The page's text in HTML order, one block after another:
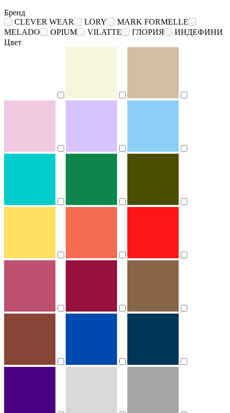
Бренд
CLEVER WEAR
LORY
MARK FORMELLE
MELADO
OPIUM VILATTE ГЛОРИЯ
ИНДЕФИНИ
Цвет